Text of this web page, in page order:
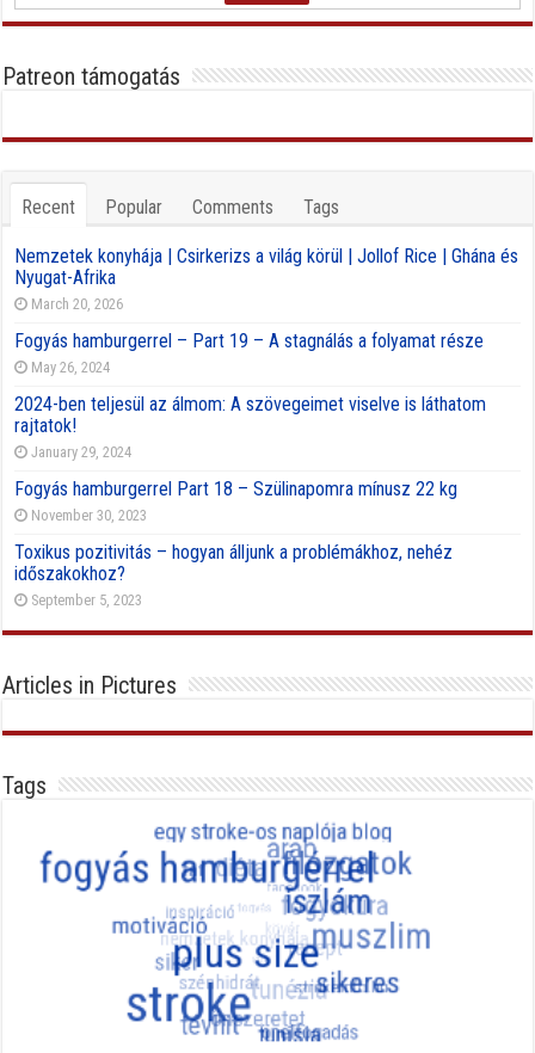
Patreon támogatás
Recent Popular Comments Tags
Nemzetek konyhája | Csirkerizs a világ körül | Jollof Rice | Ghána és
Nyugat-Afrika
March 20, 2026
Fogyás hamburgerrel – Part 19 – A stagnálás a folyamat része
May 26, 2024
2024-ben teljesül az álmom: A szövegeimet viselve is láthatom
rajtatok!
January 29, 2024
Fogyás hamburgerrel Part 18 – Szülinapomra mínusz 22 kg
November 30, 2023
Toxikus pozitivitás – hogyan álljunk a problémákhoz, nehéz
időszakokhoz?
September 5, 2023
Articles in Pictures
Tags